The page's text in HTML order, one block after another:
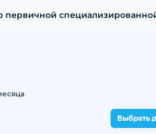
первичной
Выбрать